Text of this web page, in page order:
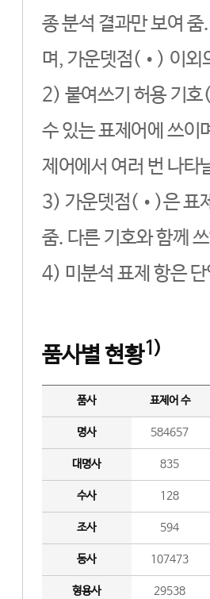
종 분석 결과만 보여
며, 가운뎃점(•) 이외
2) 붙여쓰기 허용 기호
수 있는 표제어에 쓰이
제어에서 여러 번 나타
3) 가운뎃점(•)은 표
줌. 다른 기호와 함께
4) 미분석 표제 항은
품사별 현황1)
품사 표제어 수
명사 584657
대명사 835
수사 128
조사 594
동사 107473
형용사 29538